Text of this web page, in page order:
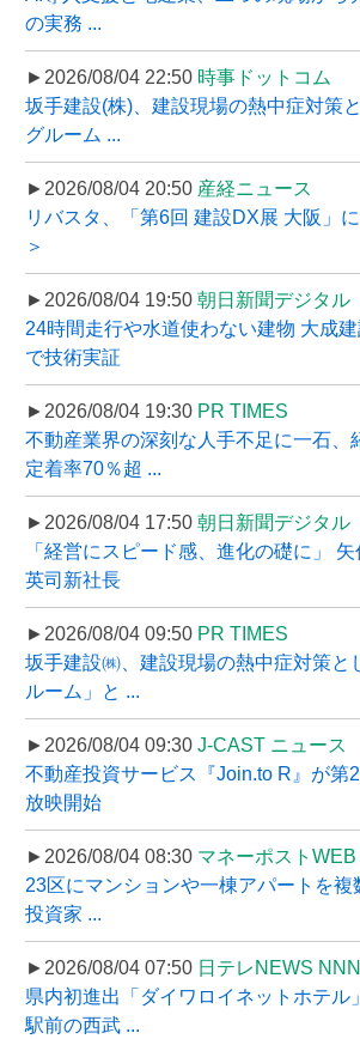
の実務 ...
►2026/08/04 22:50 時事ドットコム
坂手建設(株)、建設現場の熱中症対策
グルーム ...
►2026/08/04 20:50 産経ニュース
リバスタ、「第6回 建設DX展 大阪」
＞
►2026/08/04 19:50 朝日新聞デジタル
24時間走行や水道使わない建物 大成
で技術実証
►2026/08/04 19:30 PR TIMES
不動産業界の深刻な人手不足に一石、
定着率70％超 ...
►2026/08/04 17:50 朝日新聞デジタル
「経営にスピード感、進化の礎に」
英司新社長
►2026/08/04 09:50 PR TIMES
坂手建設㈱、建設現場の熱中症対策と
ルーム」と ...
►2026/08/04 09:30 J-CAST ニュース
不動産投資サービス『Join.to R』が第
放映開始
►2026/08/04 08:30 マネーポストWEB
23区にマンションや一棟アパートを複
投資家 ...
►2026/08/04 07:50 日テレNEWS NNN
県内初進出「ダイワロイネットホテル
駅前の西武 ...